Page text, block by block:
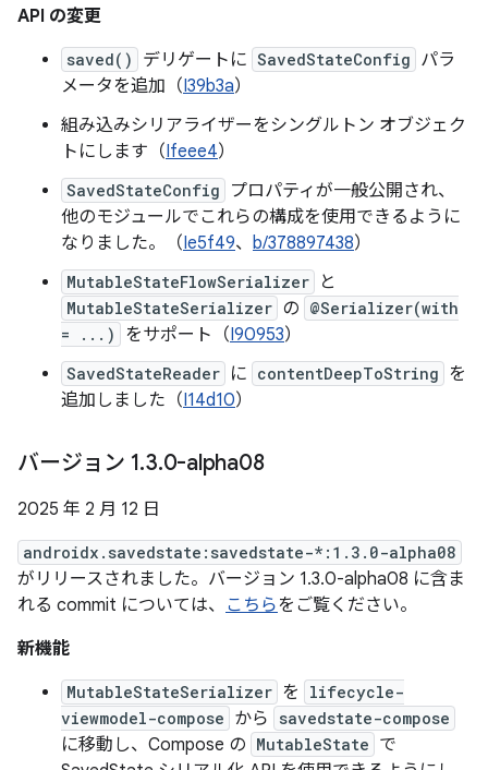
API の変更
saved() デリゲートに SavedStateConfig パラ
メータを追加（I39b3a）
組み込みシリアライザーをシングルトン オブジェク
トにします（Ifeee4）
SavedStateConfig
プロパティが一般公開され、
他のモジュールでこれらの構成を使用できるように
なりました。（Ie5f49、 b/378897438）
MutableStateFlowSerializer と
MutableStateSerializer の @Serializer(with
= ...)
をサポート（I90953）
SavedStateReader に contentDeepToString を
追加しました（I14d10）
バージョン 1.3.0-alpha08
2025 年 2 月 12 日
androidx.savedstate:savedstate-*:1.3.0-alpha08
がリリースされました。バージョン 1.3.0-alpha08 に含ま
れる commit については、 こちらをご覧ください。
新機能
MutableStateSerializer を
lifecycle-
viewmodel-compose から savedstate-compose
に移動し、Compose の MutableState で